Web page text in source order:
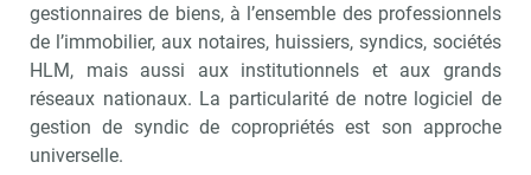
gestionnaires de biens, à l’ensemble des professionnels
de l’immobilier, aux notaires, huissiers, syndics, sociétés
HLM, mais aussi aux institutionnels et aux grands
réseaux nationaux. La particularité de notre logiciel de
gestion de syndic de copropriétés est son approche
universelle.